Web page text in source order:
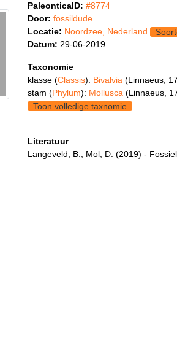
PaleonticaID: #8774
Door: fossildude
Locatie: Noordzee, Nederland
Datum: 29-06-2019
Taxonomie
klasse (Classis): Bivalvia (Linnaeus,
stam (Phylum): Mollusca (Linnaeus,
Toon volledige taxnomie
Literatuur
Langeveld, B., Mol, D. (2019) -